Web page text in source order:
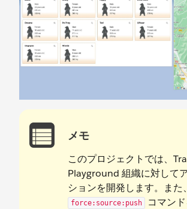
メモ
このプロジェクトでは、
Playground 組織に対して
ションを開発します。また、
force:source:push
コマン